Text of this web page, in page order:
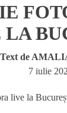
Text de
7 iulie